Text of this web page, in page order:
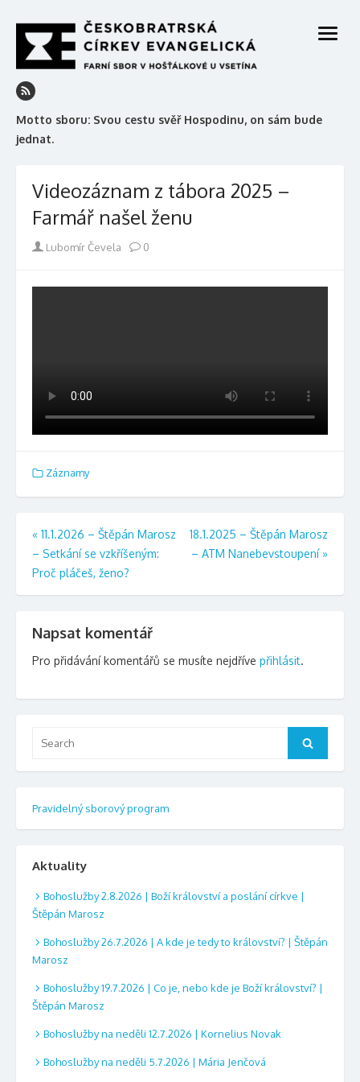
to
content
Motto sboru: Svou cestu svěř Hospodinu, on sám bude
jednat.
open
Videozáznam z tábora 2025 –
Farmář našel ženu
Author
Lubomír Čevela 0
Záznamy
Navigace
pro
příspěvek
« 11.1.2026 – Štěpán Marosz
– Setkání se vzkříšeným:
Proč pláčeš, ženo?
18.1.2025 – Štěpán Marosz
– ATM Nanebevstoupení»
Napsat komentář
Pro přidávání komentářů se musíte nejdříve přihlásit.
Search
Pravidelný sborový program
Aktuality
Bohoslužby 2.8.2026 | Boží království a poslání církve |
Štěpán Marosz
Bohoslužby 26.7.2026 | A kde je tedy to království? | Štěpán
Marosz
Bohoslužby 19.7.2026 | Co je, nebo kde je Boží království? |
Štěpán Marosz
Bohoslužby na neděli 12.7.2026 | Kornelius Novak
Bohoslužby na neděli 5.7.2026 | Mária Jenčová